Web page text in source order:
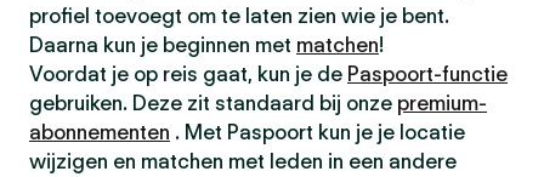
profiel toevoegt om te laten zien wie je bent.
Daarna kun je beginnen met matchen!
Voordat je op reis gaat, kun je de Paspoort-functie
gebruiken. Deze zit standaard bij onze premium-
abonnementen . Met Paspoort kun je je locatie
wijzigen en matchen met leden in een andere